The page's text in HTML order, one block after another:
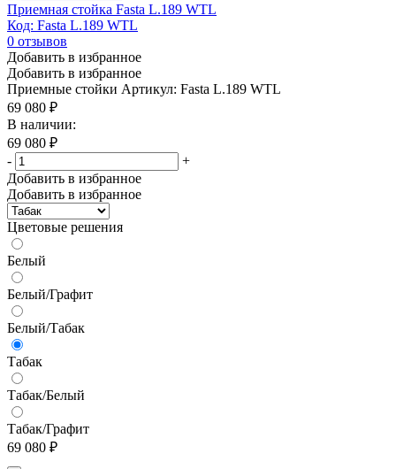
Приемная стойка Fasta L.189 WTL
Код: Fasta L.189 WTL
0 отзывов
Добавить в избранное
Добавить в избранное
Приемные стойки Артикул: Fasta L.189 WTL
69 080 ₽
В наличии:
69 080 ₽
-
+
Добавить в избранное
Добавить в избранное
Цветовые решения
Белый
Белый/Графит
Белый/Табак
Табак
Табак/Белый
Табак/Графит
69 080 ₽